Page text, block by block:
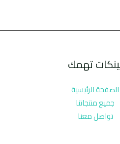
تهمك
الصفحة الرئيسية
جميع منتجاتنا
تواصل معنا